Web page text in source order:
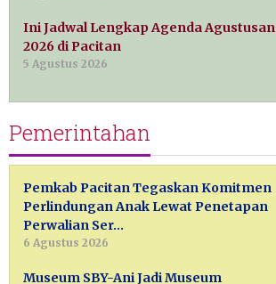
Ini Jadwal Lengkap Agenda Agustusan
2026 di Pacitan
5 Agustus 2026
Pemerintahan
Pemkab Pacitan Tegaskan Komitmen
Perlindungan Anak Lewat Penetapan
Perwalian Ser…
6 Agustus 2026
Museum SBY-Ani Jadi Museum